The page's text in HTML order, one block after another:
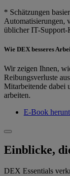
* Schätzungen
Automatisierungen,
üblicher IT-Support-
Wie DEX besseres
Wir zeigen Ihnen,
Reibungsverluste
Mitarbeitende dabei
arbeiten.
E-Book
Einblicke,
DEX Essentials